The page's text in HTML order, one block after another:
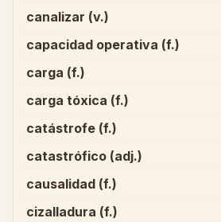
canalizar (v.)
capacidad operativa (f.)
carga (f.)
carga tóxica (f.)
catástrofe (f.)
catastrófico (adj.)
causalidad (f.)
cizalladura (f.)